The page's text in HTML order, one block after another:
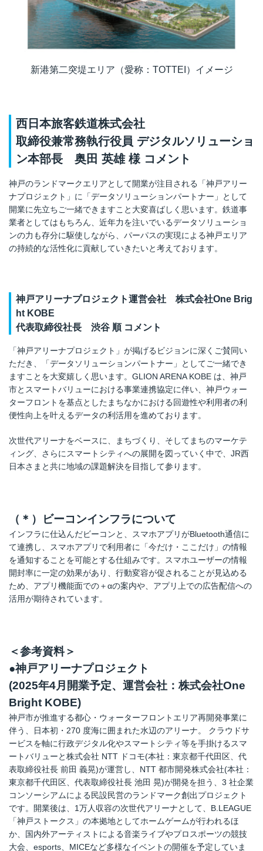
新港第二突堤エリア（愛称：TOTTEI）イメージ
西日本旅客鉄道株式会社
取締役兼常務執行役員 デジタルソリューショ
ン本部長 奥田 英雄 様 コメント
神戸のランドマークエリアとして開業が注目される「神戸アリー
ナプロジェクト」に「データソリューションパートナー」として
開業に先立ちご一緒できますこと大変喜ばしく思います。鉄道事
業者としてはもちろん、近年力を注いでいるデータソリューショ
ンの力も存分に駆使しながら、パーパスの実現による神戸エリア
の持続的な活性化に貢献していきたいと考えております。
神戸アリーナプロジェクト運営会社 株式会社One Brig
ht KOBE
代表取締役社長 渋谷 順 コメント
「神戸アリーナプロジェクト」が掲げるビジョンに深くご賛同い
ただき、「データソリューションパートナー」としてご一緒でき
ますことを大変嬉しく思います。GLION ARENA KOBE は、神戸
市とスマートバリューにおける事業連携協定に伴い、神戸ウォー
ターフロントを基点としたまちなかにおける回遊性や利用者の利
便性向上を叶えるデータの利活用を進めております。
次世代アリーナをベースに、まちづくり、そしてまちのマーケテ
ィング、さらにスマートシティへの展開を図っていく中で、JR西
日本さまと共に地域の課題解決を目指して参ります。
（＊ ） ビーコンインフラについて
インフラに仕込んだビーコンと、スマホアプリがBluetooth通信に
て連携し、スマホアプリで利用者に「今だけ・ここだけ」の情報
を通知することを可能とする仕組みです。スマホユーザーの情報
開封率に一定の効果があり、行動変容が促されることが見込める
ため、アプリ機能面での＋αの案内や、アプリ上での広告配信への
活用が期待されています。
＜参考資料＞
●神戸アリーナプロジェクト
(2025年4月開業予定、運営会社：株式会社One
Bright KOBE)
神戸市が推進する都心・ウォーターフロントエリア再開発事業に
伴う、日本初・270 度海に囲まれた水辺のアリーナ。 クラウドサ
ービスを軸に行政デジタル化やスマートシティ等を手掛けるスマ
ートバリューと株式会社 NTT ドコモ(本社：東京都千代田区、代
表取締役社長 前田 義晃)が運営し、NTT 都市開発株式会社(本社：
東京都千代田区、代表取締役社長 池田 晃)が開発を担う、3 社企業
コンソーシアムによる民設民営のランドマーク創出プロジェクト
です。開業後は、1万人収容の次世代アリーナとして、B.LEAGUE
「神戸ストークス」の本拠地としてホームゲームが行われるほ
か、国内外アーティストによる音楽ライブやプロスポーツの競技
大会、esports、MICEなど多様なイベントの開催を予定していま